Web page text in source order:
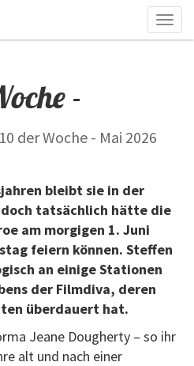
-
10 der Woche - Mai 2026
bleibt sie in der
tatsächlich hätte die
am morgigen 1. Juni
feiern können. Steffen
an einige Stationen
der Filmdiva, deren
überdauert hat.
Jeane Dougherty – so ihr
alt und nach einer